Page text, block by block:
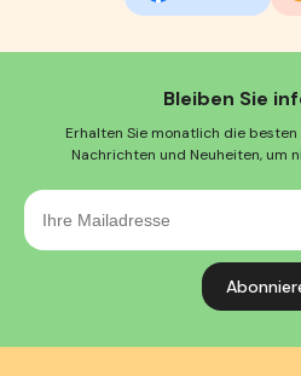
Bleiben Sie
Erhalten Sie monatlich die
Nachrichten und Neuheiten, um
Ihre
Mailadresse